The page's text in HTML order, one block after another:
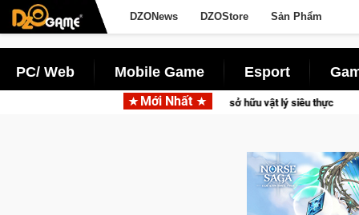
DZONews DZOStore Sản Phẩm
PC/ Web Mobile Game Esport
Mới Nhất
– Game đua xe mô tô PvP sở hữu vật lý siêu thực CFVL